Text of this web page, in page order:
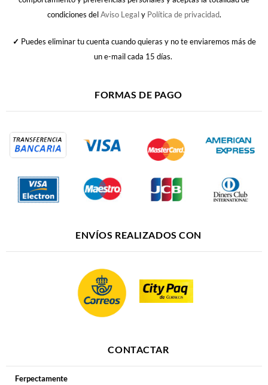
condiciones delAviso Legaly Política de privacidad.
✓ Puedes eliminar tu cuenta cuando quieras y no te enviaremos más de
un e-mail cada 15 días.
FORMAS DE PAGO
ENVÍOS REALIZADOS CON
CONTACTAR
Ferpectamente